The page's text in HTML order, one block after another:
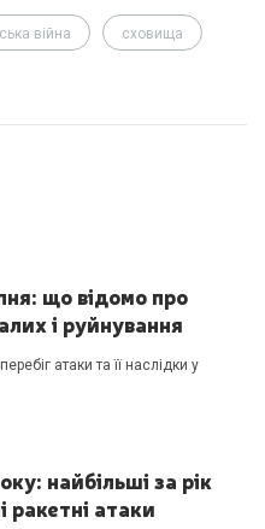
війна сховища
що відомо про
і руйнування
атаки та її наслідки у
найбільші за рік
ракетні атаки